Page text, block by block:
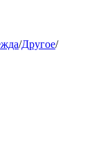
/Другое/